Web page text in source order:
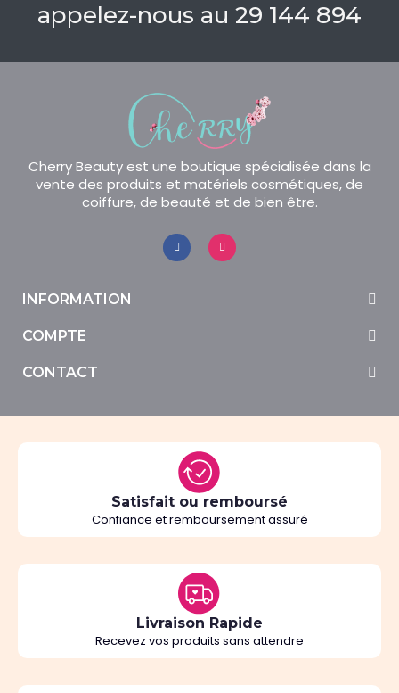
appelez-nous au 29 144 894
Cherry Beauty est une boutique spécialisée dans la
vente des produits et matériels cosmétiques, de
coiffure, de beauté et de bien être.
INFORMATION
COMPTE
CONTACT
Satisfait ou remboursé
Confiance et remboursement assuré
Livraison Rapide
Recevez vos produits sans attendre